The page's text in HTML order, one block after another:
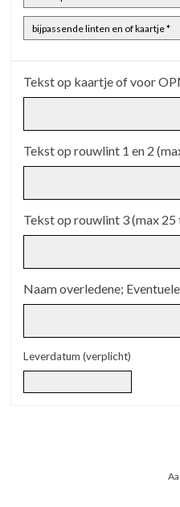
Tekst op kaartje of voor
Tekst op rouwlint 1 en 2
Tekst op rouwlint 3 (max 25
Naam overledene;
Leverdatum (verplicht)